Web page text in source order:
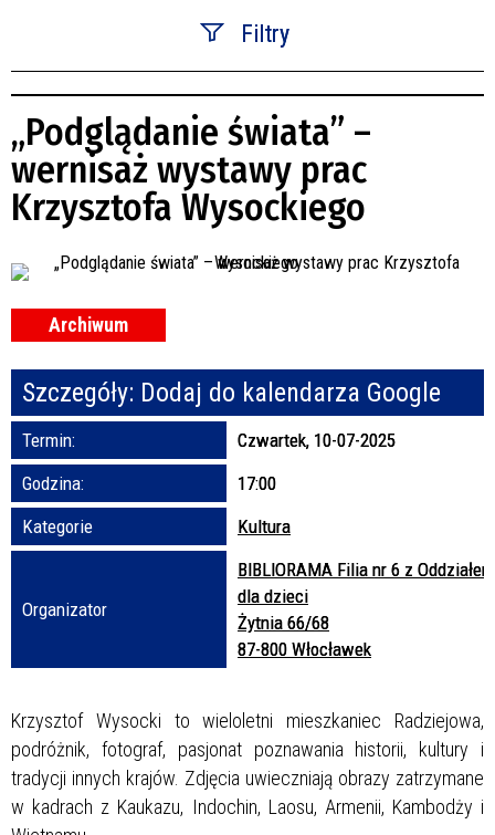
Filtry
Kategoria
Trwające w zakresie
Miejsce
Promowane
„Podglądanie świata” –
wernisaż wystawy prac
Krzysztofa Wysockiego
Archiwum
Szczegóły: Dodaj do kalendarza Google
Termin:
Czwartek, 10-07-2025
Godzina:
17:00
Kategorie
Kultura
Organizator
BIBLIORAMA Filia nr 6 z Oddziałem
dla dzieci
Żytnia 66/68
87-800 Włocławek
Krzysztof Wysocki to wieloletni mieszkaniec Radziejowa,
podróżnik, fotograf, pasjonat poznawania historii, kultury i
tradycji innych krajów. Zdjęcia uwieczniają obrazy zatrzymane
w kadrach z Kaukazu, Indochin, Laosu, Armenii, Kambodży i